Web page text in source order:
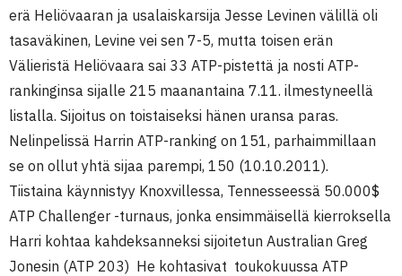
erä Heliövaaran ja usalaiskarsija Jesse Levinen välillä oli
tasaväkinen, Levine vei sen 7-5, mutta toisen erän
Välieristä Heliövaara sai 33 ATP-pistettä ja nosti ATP-
rankinginsa sijalle 215 maanantaina 7.11. ilmestyneellä
listalla. Sijoitus on toistaiseksi hänen uransa paras.
Nelinpelissä Harrin ATP-ranking on 151, parhaimmillaan
se on ollut yhtä sijaa parempi, 150 (10.10.2011).
Tiistaina käynnistyy Knoxvillessa, Tennesseessä 50.000$
ATP Challenger -turnaus, jonka ensimmäisellä kierroksella
Harri kohtaa kahdeksanneksi sijoitetun Australian Greg
Jonesin (ATP 203) He kohtasivat toukokuussa ATP